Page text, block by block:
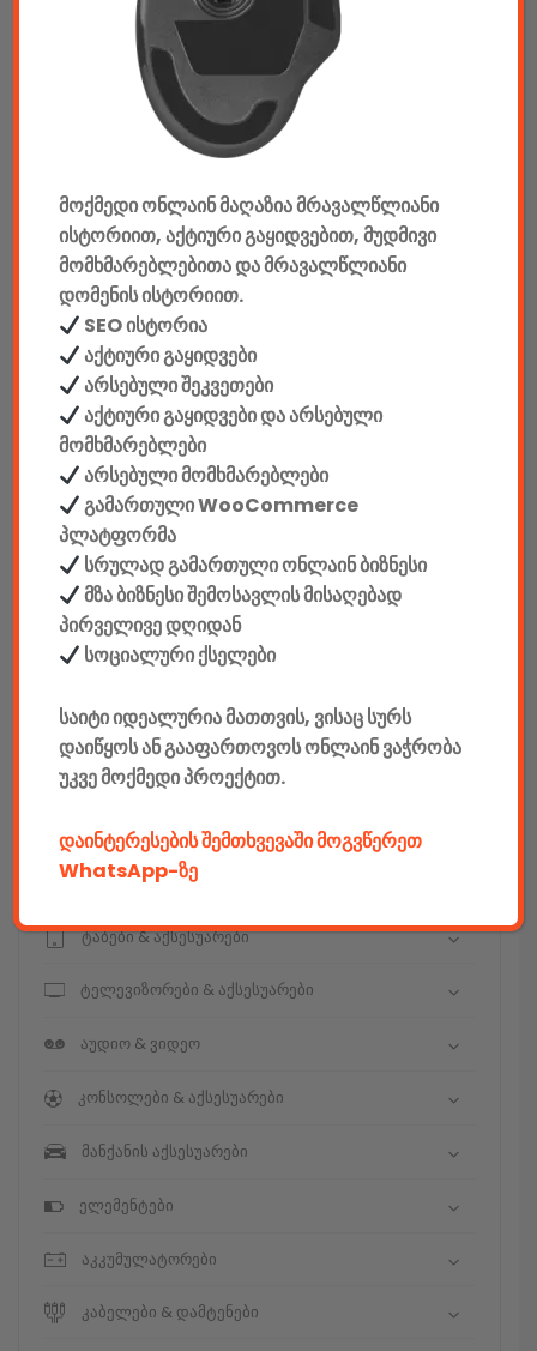
აუდიო & ვიდეო
კონსოლები & აქსესუარები
მანქანის აქსესუარები
ელემენტები
აკკუმულატორები
კაბელები & დამტენები
დისკები
ჩანთები
სეიფები
კონსტრუქტორები
E-mobility
კომპიუტერები & აქსესუარები
ტელეფონები & აქსესუარები
კამერები & აქსესუარები
ნოუთბუქები & აქსესუარები
ტაბები & აქსესუარები
ტელევიზორები & აქსესუარები
აუდიო & ვიდეო
კონსოლები & აქსესუარები
მანქანის აქსესუარები
ელემენტები
აკკუმულატორები
კაბელები & დამტენები
მოქმედი ონლაინ მაღაზია მრავალწლიანი
ისტორიით, აქტიური გაყიდვებით, მუდმივი
მომხმარებლებითა და მრავალწლიანი
დომენის ისტორიით.
SEO ისტორია
აქტიური გაყიდვები
არსებული შეკვეთები
აქტიური გაყიდვები და არსებული
მომხმარებლები
არსებული მომხმარებლები
გამართული WooCommerce
პლატფორმა
სრულად გამართული ონლაინ ბიზნესი
მზა ბიზნესი შემოსავლის მისაღებად
პირველივე დღიდან
სოციალური ქსელები
საიტი იდეალურია მათთვის, ვისაც სურს
დაიწყოს ან გააფართოვოს ონლაინ ვაჭრობა
უკვე მოქმედი პროექტით.
დაინტერესების შემთხვევაში მოგვწერეთ
WhatsApp-ზე